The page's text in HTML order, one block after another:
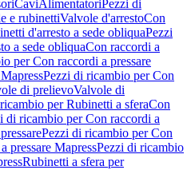
CaviAlimentatori Pezzi di
e rubinettiValvole d'arrestoCon
d'arresto a sede obliquaPezzi
a sede obliquaCon raccordi a
per Con raccordi a pressare
Pezzi di ricambio per Con
di prelievoValvole di
per Rubinetti a sferaCon
di ricambio per Con raccordi a
Pezzi di ricambio per Con
pressare MapressPezzi di ricambio
Rubinetti a sfera per